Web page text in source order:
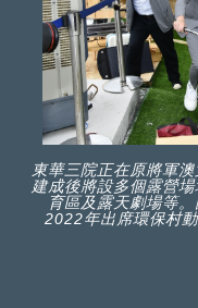
東華三院正在原將軍
建成後將設多個露營
育區及露天劇場等
2022年出席環保村